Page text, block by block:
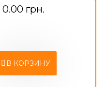
0.00 грн.
В КОРЗИНУ